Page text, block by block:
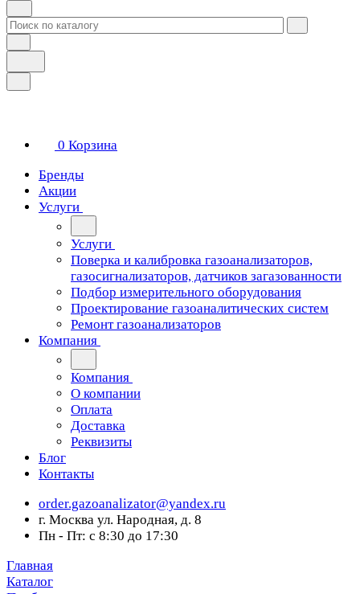
0 Корзина
Бренды
Акции
Услуги
Услуги
Поверка и калибровка газоанализаторов,
газосигнализаторов, датчиков загазованности
Подбор измерительного оборудования
Проектирование газоаналитических систем
Ремонт газоанализаторов
Компания
Компания
О компании
Оплата
Доставка
Реквизиты
Блог
Контакты
order.gazoanalizator@yandex.ru
г. Москва ул. Народная, д. 8
Пн - Пт: с 8:30 до 17:30
Главная
Каталог